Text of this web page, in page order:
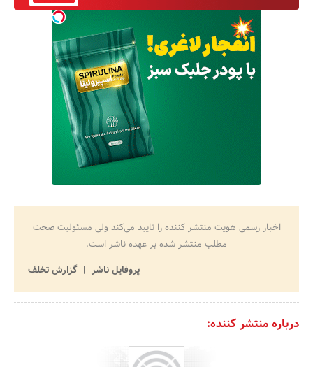
اخبار رسمی هویت منتشر کننده را تایید می‌کند ولی مسئولیت صحت
مطلب منتشر شده بر عهده ناشر است.
پروفایل ناشر
گزارش تخلف
درباره منتشر کننده: